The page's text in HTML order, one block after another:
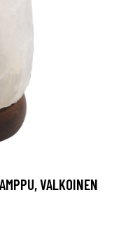
VALKOINEN